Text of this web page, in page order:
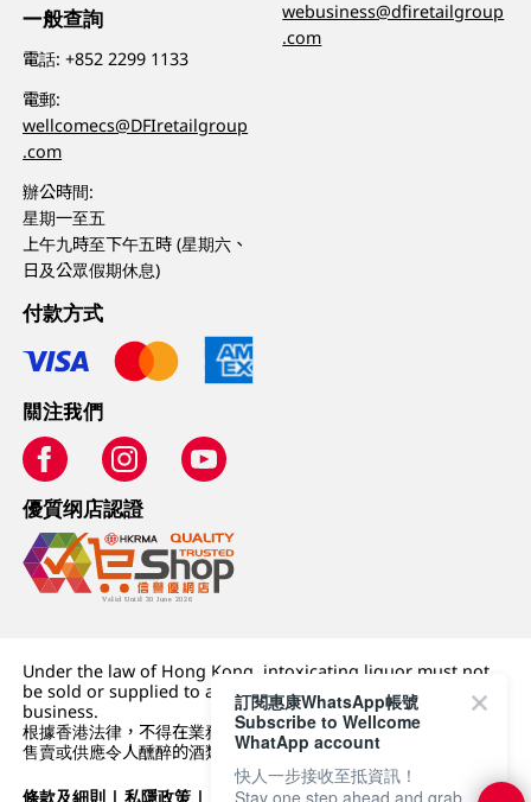
一般查詢
電話:+852 2299 1133
電郵:
wellcomecs@DFIretailgroup
.com
辦公時間:
星期一至五
上午九時至下午五時 (星期六、
日及公眾假期休息)
webusiness@dfiretailgroup
.com
付款方式
關注我們
優質纲店認證
Under the law of Hong Kong, intoxicating liquor must not
be sold or supplied to a minor (under 18) in the course of
business.
根據香港法律，不得在業務過程中，向未成年人 (18 歲以下人士)
售賣或供應令人醺醉的酒類。
條款及細則 |私隱政策 | DFI零售集團
訂閱惠康WhatsApp帳號
Subscribe to Wellcome
WhatApp account
快人一步接收至抵資訊！
Stay one step ahead and grab